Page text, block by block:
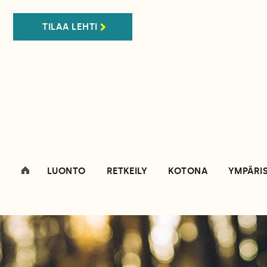
TILAA LEHTI
LUONTO RETKEILY KOTONA